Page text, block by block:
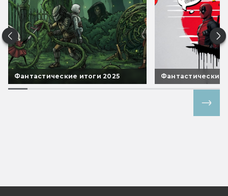
Фантастические итоги 2025 Фантастические